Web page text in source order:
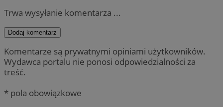
Trwa wysyłanie komentarza ...
Dodaj komentarz
Komentarze są prywatnymi opiniami użytkowników.
Wydawca portalu nie ponosi odpowiedzialności za
treść.
* pola obowiązkowe